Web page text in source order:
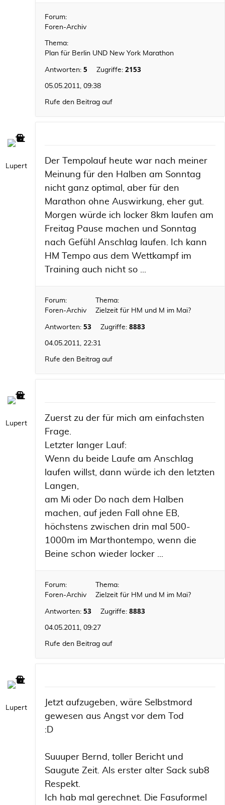
Forum:
Foren-Archiv
Thema:
Plan für Berlin UND New York Marathon
Antworten: 5 Zugriffe: 2153
05.05.2011, 09:38
Rufe den Beitrag auf
Lupert
Der Tempolauf heute war nach meiner
Meinung für den Halben am Sonntag
nicht ganz optimal, aber für den
Marathon ohne Auswirkung, eher gut.
Morgen würde ich locker 8km laufen am
Freitag Pause machen und Sonntag
nach Gefühl Anschlag laufen. Ich kann
HM Tempo aus dem Wettkampf im
Training auch nicht so ...
Forum:
Foren-Archiv
Thema:
Zielzeit für HM und M im Mai?
Antworten: 53 Zugriffe: 8883
04.05.2011, 22:31
Rufe den Beitrag auf
Lupert
Zuerst zu der für mich am einfachsten
Frage.
Letzter langer Lauf:
Wenn du beide Laufe am Anschlag
laufen willst, dann würde ich den letzten
Langen,
am Mi oder Do nach dem Halben
machen, auf jeden Fall ohne EB,
höchstens zwischen drin mal 500-
1000m im Marthontempo, wenn die
Beine schon wieder locker ...
Forum:
Foren-Archiv
Thema:
Zielzeit für HM und M im Mai?
Antworten: 53 Zugriffe: 8883
04.05.2011, 09:27
Rufe den Beitrag auf
Lupert
Jetzt aufzugeben, wäre Selbstmord
gewesen aus Angst vor dem Tod
:D
Suuuper Bernd, toller Bericht und
Saugute Zeit. Als erster alter Sack sub8
Respekt.
Ich hab mal gerechnet. Die Fasuformel